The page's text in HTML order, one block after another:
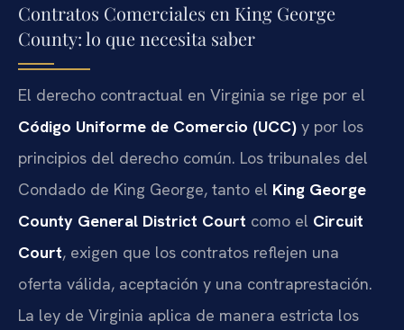
Contratos Comerciales en King George
County: lo que necesita saber
El derecho contractual en Virginia se rige por el
Código Uniforme de Comercio (UCC) y por los
principios del derecho común. Los tribunales del
Condado de King George, tanto el King George
County General District Court como el Circuit
Court, exigen que los contratos reflejen una
oferta válida, aceptación y una contraprestación.
La ley de Virginia aplica de manera estricta los